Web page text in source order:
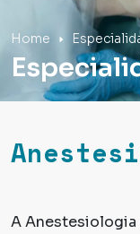
Home
A Anestesiologia